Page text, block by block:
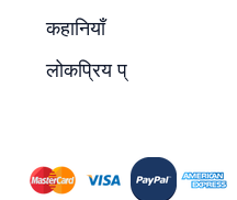
कहानियाँ
लोकप्रिय प्